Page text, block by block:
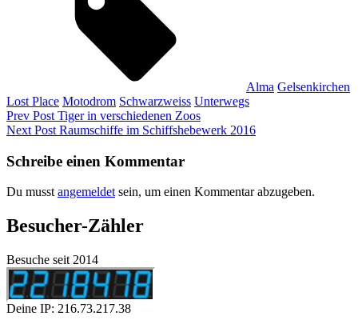
Alma Gelsenkirchen
Lost Place Motodrom Schwarzweiss Unterwegs
Beitragsnavigation
Previous
Post
Prev Post Tiger in verschiedenen Zoos
Next
Next Post Raumschiffe im Schiffshebewerk 2016
Schreibe einen Kommentar
Du musst angemeldet sein, um einen Kommentar abzugeben.
Besucher-Zähler
Besuche seit 2014
Deine IP: 216.73.217.38